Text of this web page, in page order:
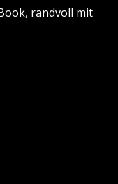
randvoll mit